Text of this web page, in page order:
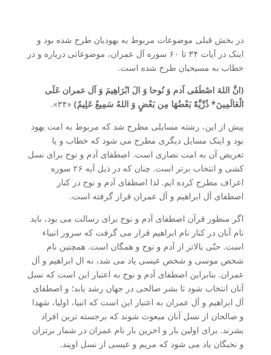
در بخش قبلی موضوعات مربوط به یهودیان طرح شده بود و
اینک در آیات ۳۴ تا ۶۰ سوره آل عمران، موضوعاتی درباره و در
خطاب به مسیحیان طرح شده است.
(انَّ اللهَ اصْطَفَی آدم وَ نُوحا وَ الَ ابْرَاهِیمَ وَ آل عمران عَلَی
الْعَالَمِینَ* ذُرِّیَّۀً بَعْضُهَا مِن بَعْضٍ وَ اللهُ سَمِیعٌ عَلِیمٌ) «۳۴».
پیش از این، رشته مسایلی مطرح شد که مربوط به امت یهود
بود و اینک مسایل دیگری مطرح می شود که خطاب و یا
تعریض آن به امت نصاری است. اصطفای آدم و نوح برای نسل
کشی و انتخاب برتر است. چنان که در ذیل آیه ۲۶ سوره
اعراف مطرح کرده ایم. لذا اصطفای آدم و نوح در کنار
اصطفای آل ابراهیم و آل عمران قرار گرفته است.
اگر منظور قرآن اصطفای آدم و نوح برای رسالت می بود، باید
نام آنان در کنار نام ابراهیم قرار می گرفت که سرور انبیاء
است. حتّی بالاتر از آدم و نوح و همگان است. همچنین نام
شخص موسی و شخص عیسی یاد می شد، نه ال ابراهیم و آل
عمران. بنابراین اصطفای آدم و نوح به اعتبار این است که نسل
آنان انتخاب شود تا بشر صالحی در جهان رشد یابد؛ و اصطفای
آل ابراهیم و آل عمران به اعتبار این است که انبیا، اولیا، شهدا
و صالحان از نسل آنان مبعوث شوند که برجسته ترین افراد
بشرند. برای اولین بار و اخرین بار نام عمران در شمار برتران
و نخبگان یاد می شود که مریم و عیسی از نسل اویند.